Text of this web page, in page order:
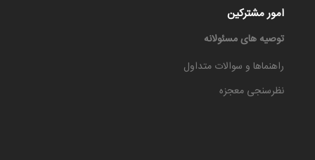
امور مشترکین
توصیه های مسئولانه
راهنماها و سوالات متداول
نظرسنجی معجزه